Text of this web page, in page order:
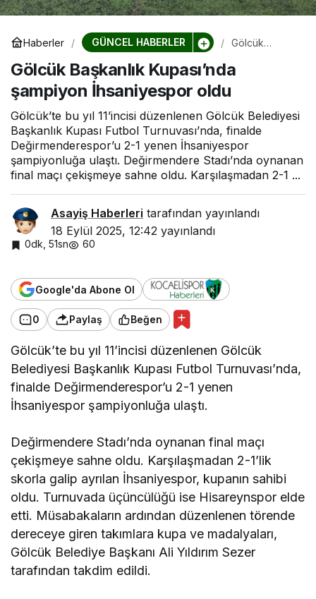
Haberler GÜNCEL HABERLER
Gölcük
Kupası’nda
şampiyon
Gölcük Başkanlık Kupası’nda
şampiyon İhsaniyespor oldu
Gölcük’te bu yıl 11’incisi düzenlenen Gölcük Belediyesi
Başkanlık Kupası Futbol Turnuvası’nda, finalde
Değirmenderespor’u 2-1 yenen İhsaniyespor
şampiyonluğa ulaştı. Değirmendere Stadı’nda oynanan
final maçı çekişmeye sahne oldu. Karşılaşmadan 2-1 ...
Asayiş Haberleri tarafından yayınlandı
18 Eylül 2025, 12:42 yayınlandı
0dk, 51sn 60
Google'da Abone Ol
0 Paylaş Beğen
Gölcük’te bu yıl 11’incisi düzenlenen Gölcük
Belediyesi Başkanlık Kupası Futbol Turnuvası’nda,
finalde Değirmenderespor’u 2-1 yenen
İhsaniyespor şampiyonluğa ulaştı.
Değirmendere Stadı’nda oynanan final maçı
çekişmeye sahne oldu. Karşılaşmadan 2-1’lik
skorla galip ayrılan İhsaniyespor, kupanın sahibi
oldu. Turnuvada üçüncülüğü ise Hisareynspor elde
etti. Müsabakaların ardından düzenlenen törende
dereceye giren takımlara kupa ve madalyaları,
Gölcük Belediye Başkanı Ali Yıldırım Sezer
tarafından takdim edildi.